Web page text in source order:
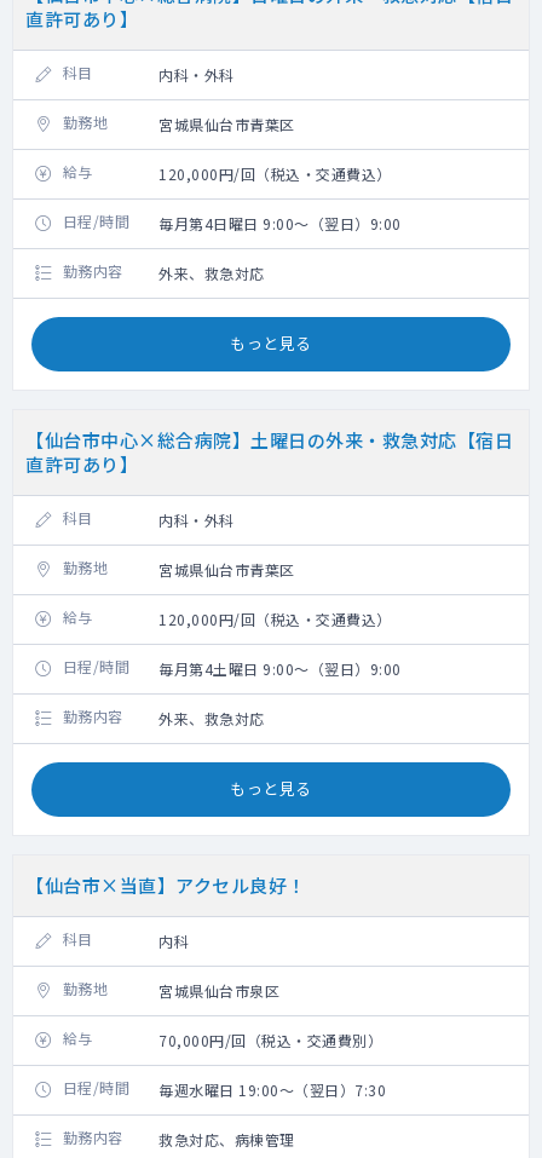
直許可あり】
科目 内科・外科
勤務地 宮城県仙台市青葉区
給与 120,000円/回（税込・交通費込）
日程/時間 毎月第4日曜日 9:00～（翌日）9:00
勤務内容 外来、救急対応
もっと見る
【仙台市中心×総合病院】土曜日の外来・救急対応【宿日
直許可あり】
科目 内科・外科
勤務地 宮城県仙台市青葉区
給与 120,000円/回（税込・交通費込）
日程/時間 毎月第4土曜日 9:00～（翌日）9:00
勤務内容 外来、救急対応
もっと見る
【仙台市×当直】アクセル良好！
科目 内科
勤務地 宮城県仙台市泉区
給与 70,000円/回（税込・交通費別）
日程/時間 毎週水曜日 19:00～（翌日）7:30
勤務内容 救急対応、病棟管理